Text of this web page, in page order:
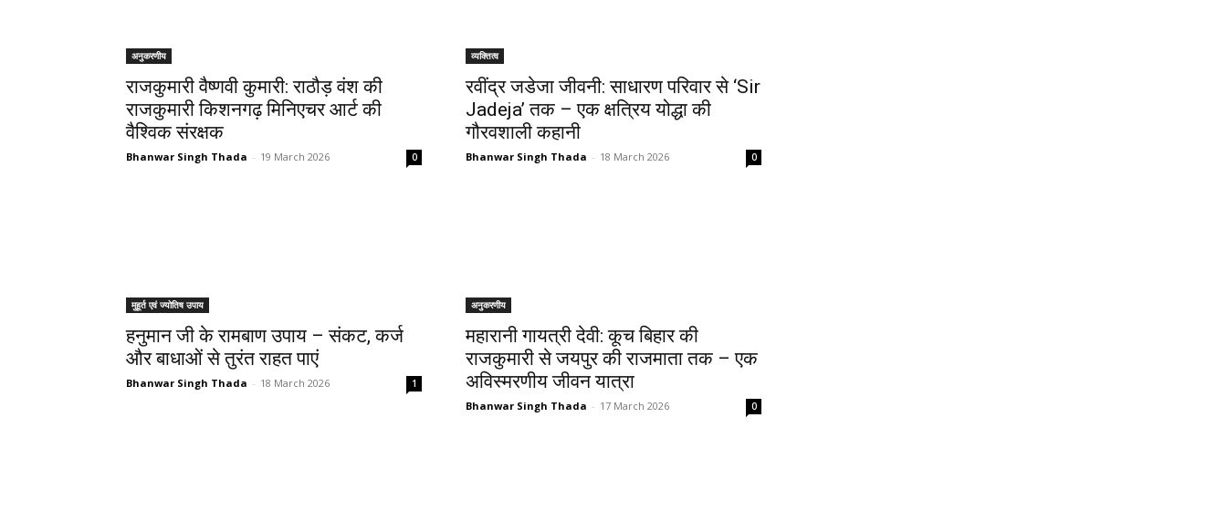
अनुकरणीय
राजकुमारी वैष्णवी कुमारी: राठौड़ वंश की
राजकुमारी किशनगढ़ मिनिएचर आर्ट की
वैश्विक संरक्षक
Bhanwar Singh Thada - 19 March 2026 0
व्यक्तित्व
रवींद्र जडेजा जीवनी: साधारण परिवार से ‘Sir
Jadeja’ तक – एक क्षत्रिय योद्धा की
गौरवशाली कहानी
Bhanwar Singh Thada - 18 March 2026 0
मुहूर्त एवं ज्योतिष उपाय
हनुमान जी के रामबाण उपाय – संकट, कर्ज
और बाधाओं से तुरंत राहत पाएं
Bhanwar Singh Thada - 18 March 2026 1
अनुकरणीय
महारानी गायत्री देवी: कूच बिहार की
राजकुमारी से जयपुर की राजमाता तक – एक
अविस्मरणीय जीवन यात्रा
Bhanwar Singh Thada - 17 March 2026 0